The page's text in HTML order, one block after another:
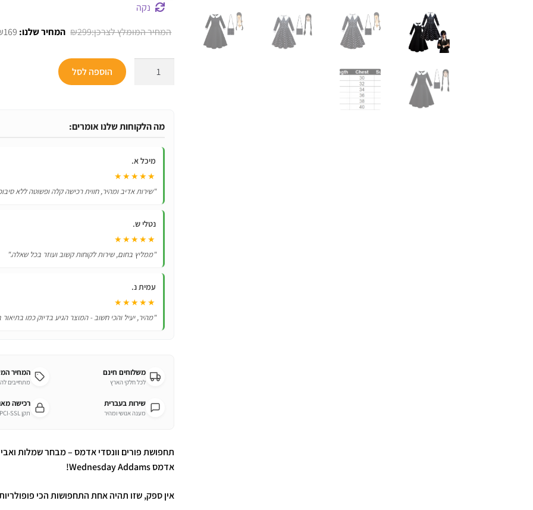
נקה
₪299
המחיר
היה:
₪299.
169
אדמס
להיט
הוספה לסל
מה הלקוחות שלנו אומרים:
מיכל א.
★★★★★
"שירות אדיב ומהיר, חווית רכישה קלה ופשוטה ללא
נטלי ש.
★★★★★
"ממליץ בחום, שירות לקוחות קשוב ועוזר בכל שאלה."
עמית נ.
★★★★★
"מהיר, יעיל והכי חשוב - המוצר הגיע בדיוק כמו
משלוחים חינם
לכל חלקי הארץ
המחיר
מתחייבים
שירות בעברית
מענה אנושי ומהיר
רכישה
תקן PCI-SSL מחמיר
תחפושת פורים וונסדי אדמס – מבחר שמלות
אדמס Wednesday Addams!
אין ספק, שזו תהיה אחת התחפושות הכי